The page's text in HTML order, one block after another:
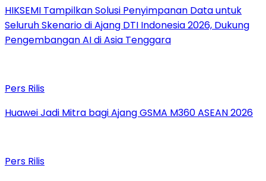
HIKSEMI Tampilkan Solusi Penyimpanan Data untuk
Seluruh Skenario di Ajang DTI Indonesia 2026, Dukung
Pengembangan AI di Asia Tenggara
Pers Rilis
Huawei Jadi Mitra bagi Ajang GSMA M360 ASEAN 2026
Pers Rilis